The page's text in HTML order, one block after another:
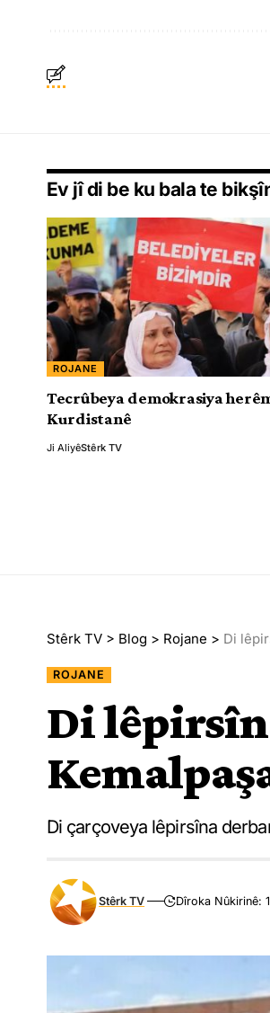
Ev jî di be ku bala te
ROJANE
Tecrûbeya demokrasiya
Kurdistanê
Ji AliyêStêrk TV
Stêrk TV > Blog > Rojane > Di
ROJANE
Di
Di çarçoveya lêpirsîna
Stêrk TV Dîroka Nûkirinê: